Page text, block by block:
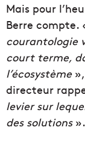
Mais pour
Berre compte.
courantologie
court terme,
l’écosystème
directeur
levier sur
des solutions».